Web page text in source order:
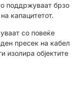
поддржуваат брзо
капацитетот.
со повеќе
пресек на кабел
изолира објектите